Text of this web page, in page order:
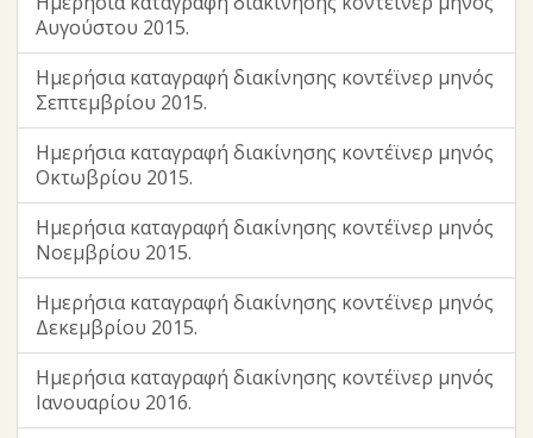
Αυγούστου 2015.
Ημερήσια καταγραφή διακίνησης κοντέϊνερ μηνός
Σεπτεμβρίου 2015.
Ημερήσια καταγραφή διακίνησης κοντέϊνερ μηνός
Οκτωβρίου 2015.
Ημερήσια καταγραφή διακίνησης κοντέϊνερ μηνός
Νοεμβρίου 2015.
Ημερήσια καταγραφή διακίνησης κοντέϊνερ μηνός
Δεκεμβρίου 2015.
Ημερήσια καταγραφή διακίνησης κοντέϊνερ μηνός
Ιανουαρίου 2016.